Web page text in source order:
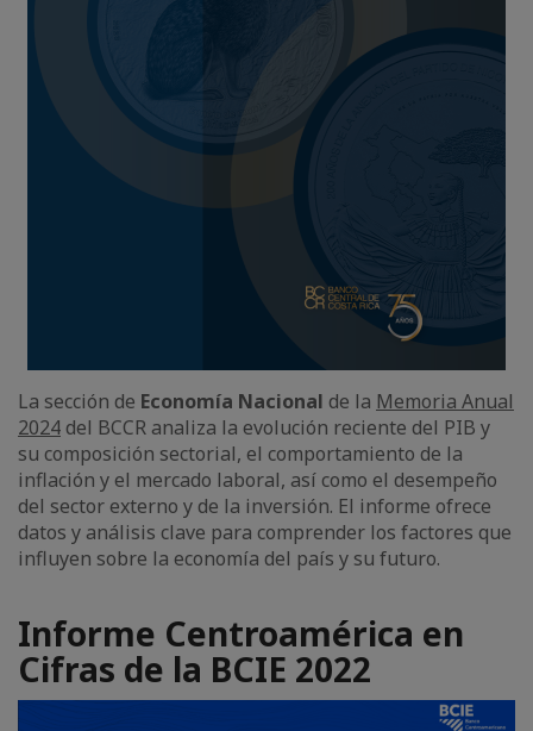
La sección de Economía Nacional de la Memoria Anual
2024del BCCR analiza la evolución reciente del PIB y
su composición sectorial, el comportamiento de la
inflación y el mercado laboral, así como el desempeño
del sector externo y de la inversión. El informe ofrece
datos y análisis clave para comprender los factores que
influyen sobre la economía del país y su futuro.
Informe Centroamérica en
Cifras de la BCIE 2022